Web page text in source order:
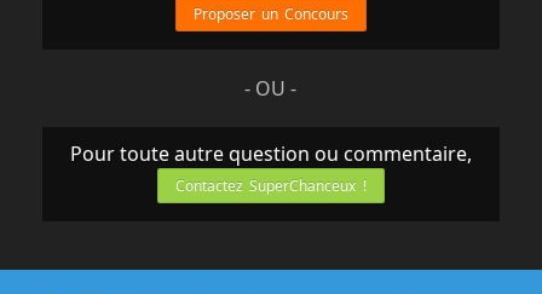
Proposer un Concours
- OU -
Pour toute autre question ou commentaire,
Contactez SuperChanceux !